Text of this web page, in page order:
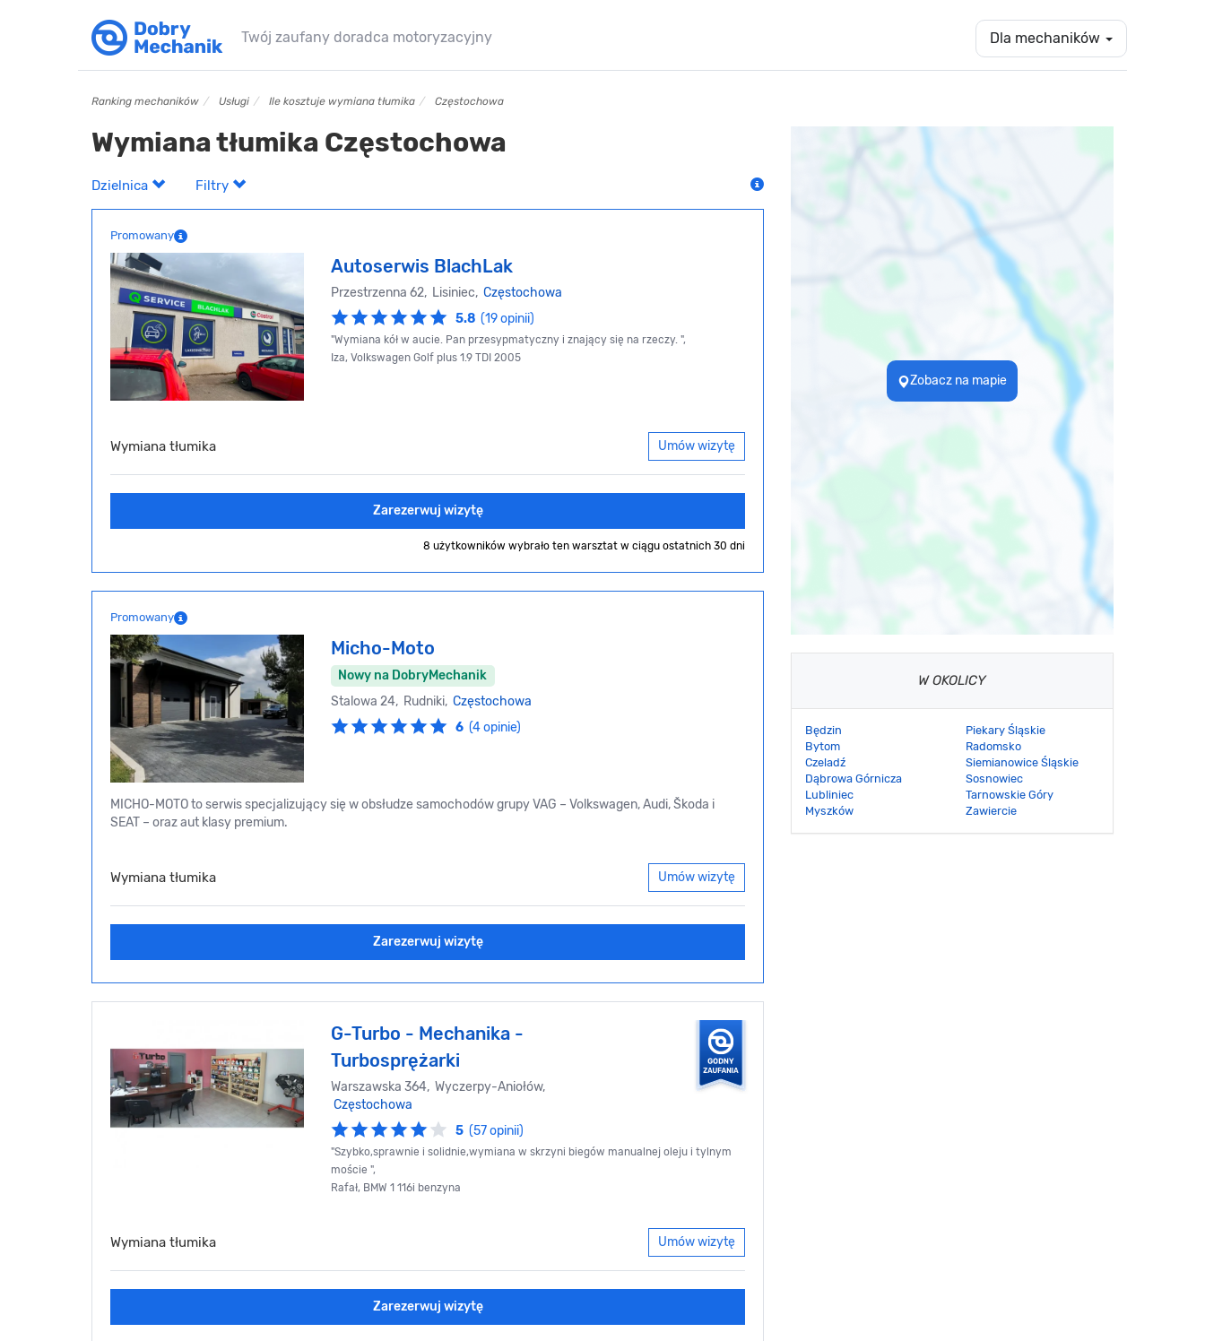
Twój zaufany doradca motoryzacyjny Dla mechaników
Ranking mechaników Usługi Ile kosztuje wymiana tłumika Częstochowa
Wymiana tłumika Częstochowa
Dzielnica Filtry
Promowany
Autoserwis BlachLak
Przestrzenna 62, Lisiniec, Częstochowa
5.8 (19 opinii)
"Wymiana kół w aucie. Pan przesypmatyczny i znający się na rzeczy. ",
Iza, Volkswagen Golf plus 1.9 TDI 2005
Wymiana tłumika Umów wizytę
Zarezerwuj wizytę
8 użytkowników wybrało ten warsztat w ciągu ostatnich 30 dni
Promowany
Micho-Moto
Nowy na DobryMechanik
Stalowa 24, Rudniki, Częstochowa
6 (4 opinie)
MICHO-MOTO to serwis specjalizujący się w obsłudze samochodów grupy VAG – Volkswagen, Audi, Škoda i
SEAT – oraz aut klasy premium.
Wymiana tłumika Umów wizytę
Zarezerwuj wizytę
G-Turbo - Mechanika -
Turbosprężarki
Warszawska 364, Wyczerpy-Aniołów,
Częstochowa
5 (57 opinii)
"Szybko,sprawnie i solidnie,wymiana w skrzyni biegów manualnej oleju i tylnym
moście ",
Rafał, BMW 1 116i benzyna
Wymiana tłumika Umów wizytę
Zarezerwuj wizytę
Zobacz na mapie
W OKOLICY
Będzin
Bytom
Czeladź
Dąbrowa Górnicza
Lubliniec
Myszków
Piekary Śląskie
Radomsko
Siemianowice Śląskie
Sosnowiec
Tarnowskie Góry
Zawiercie